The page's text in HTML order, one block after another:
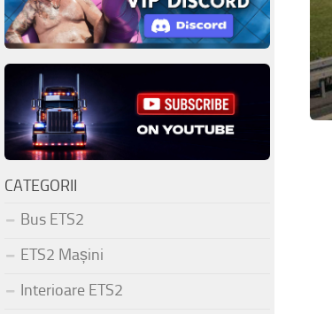
CATEGORII
Bus ETS2
ETS2 Mașini
Interioare ETS2